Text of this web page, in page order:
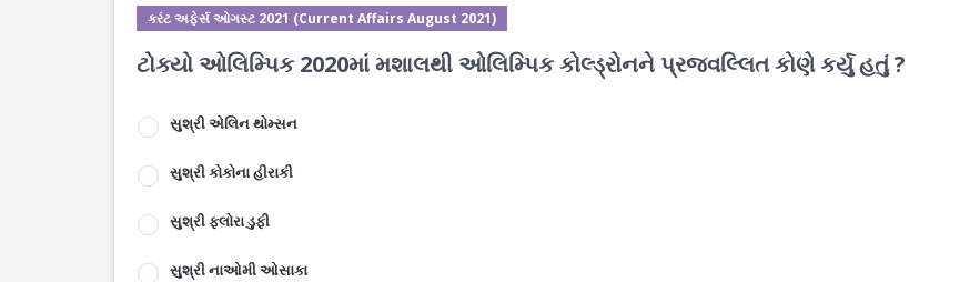
કરંટ અફેર્સ ઓગસ્ટ 2021 (Current Affairs August 2021)
ટોક્યો ઓલિમ્પિક 2020માં મશાલથી ઓલિમ્પિક કોલ્ડ્રોનને પ્રજ્વલ્લિત કોણે કર્યુ હતું ?
સુશ્રી એલિન થોમ્સન
સુશ્રી કોકોના હીરાકી
સુશ્રી ફલોરા ડુફી
સુશ્રી નાઓમી ઓસાકા